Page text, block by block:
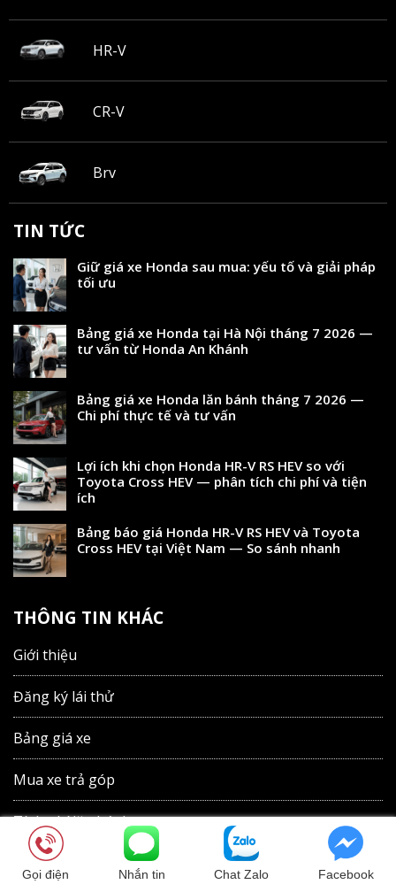
HR-V
CR-V
Brv
TIN TỨC
Giữ giá xe Honda sau mua: yếu tố và giải pháp
tối ưu
Bảng giá xe Honda tại Hà Nội tháng 7 2026 —
tư vấn từ Honda An Khánh
Bảng giá xe Honda lăn bánh tháng 7 2026 —
Chi phí thực tế và tư vấn
Lợi ích khi chọn Honda HR-V RS HEV so với
Toyota Cross HEV — phân tích chi phí và tiện
ích
Bảng báo giá Honda HR-V RS HEV và Toyota
Cross HEV tại Việt Nam — So sánh nhanh
THÔNG TIN KHÁC
Giới thiệu
Đăng ký lái thử
Bảng giá xe
Mua xe trả góp
Tính phí lăn bánh
Sản phẩm
Gọi điện Nhắn tin Chat Zalo Facebook